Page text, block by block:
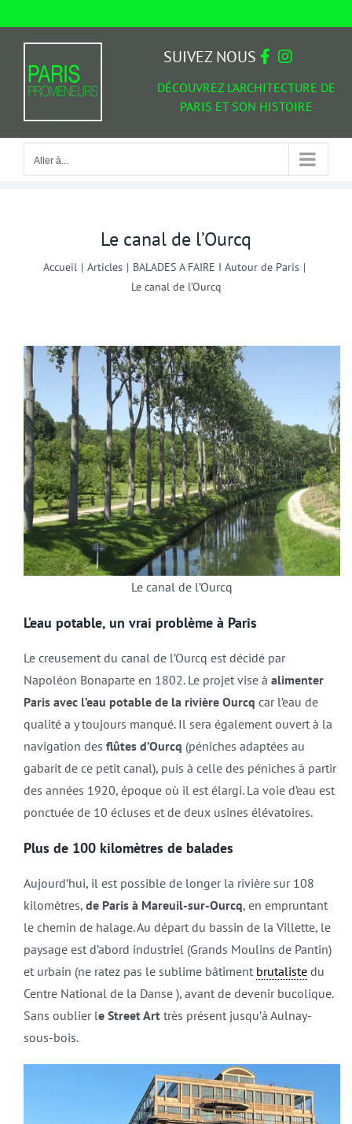
Aller à...
DÉCOUVREZ L'ARCHITECTURE DE
PARIS ET SON HISTOIRE
SUIVEZ NOUS
Aller à...
Le canal de l’Ourcq
Accueil | Articles | BALADES A FAIRE I Autour de Paris |
Le canal de l’Ourcq
Le canal de l’Ourcq
L’eau potable, un vrai problème à Paris
Le creusement du canal de l’Ourcq est décidé par
Napoléon Bonaparte en 1802. Le projet vise à alimenter
Paris avec l’eau potable de la rivière Ourcq car l’eau de
qualité a y toujours manqué. Il sera également ouvert à la
navigation des flûtes d’Ourcq (péniches adaptées au
gabarit de ce petit canal), puis à celle des péniches à partir
des années 1920, époque où il est élargi. La voie d’eau est
ponctuée de 10 écluses et de deux usines élévatoires.
Plus de 100 kilomètres de balades
Aujourd’hui, il est possible de longer la rivière sur 108
kilomètres, de Paris à Mareuil-sur-Ourcq, en empruntant
le chemin de halage. Au départ du bassin de la Villette, le
paysage est d’abord industriel (Grands Moulins de Pantin)
et urbain (ne ratez pas le sublime bâtiment brutalistedu
Centre National de la Danse ), avant de devenir bucolique.
Sans oublier le Street Arttrès présent jusqu’à Aulnay-
sous-bois.